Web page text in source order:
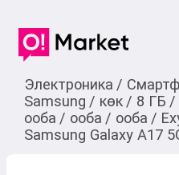
Электроника /
Samsung / көк / 8 ГБ /
ооба / ооба / ооба /
Samsung Galaxy A17